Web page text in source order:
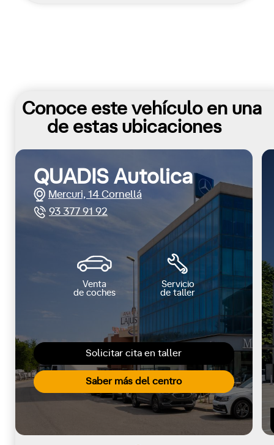
Conoce este vehículo en una
de estas ubicaciones
Solicitar cita en taller
Saber más del centro
QUADIS Autolica
Mercuri, 14 Cornellá
93 377 91 92
Venta
de coches
Servicio
de taller